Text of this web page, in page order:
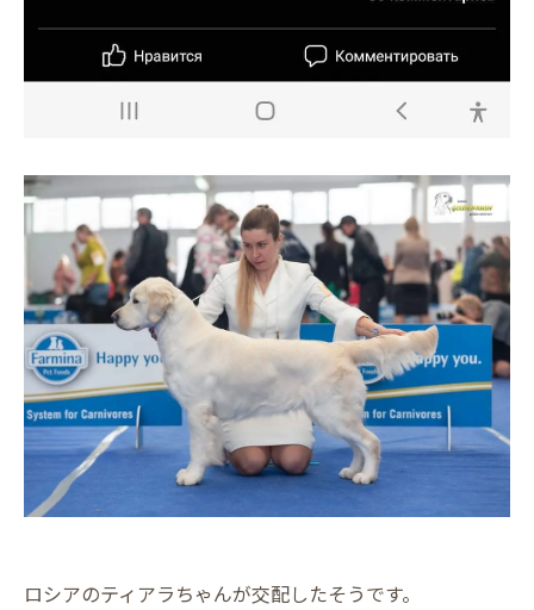
ロシアのティアラちゃんが交配したそうです。